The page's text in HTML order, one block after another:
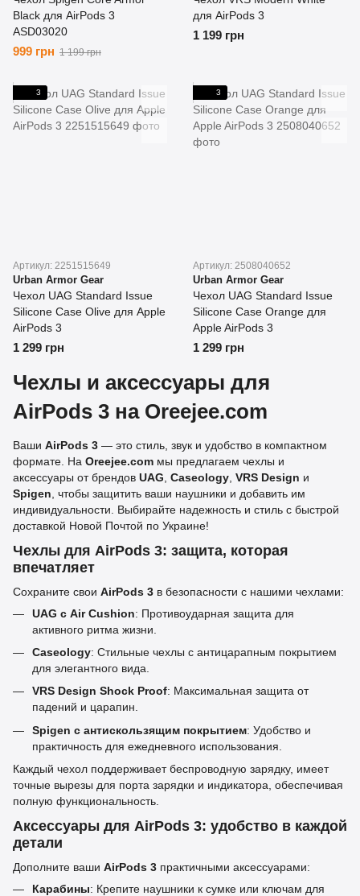
Black для AirPods 3
ASD03020
999 грн 1 199 грн
для AirPods 3
1 199 грн
3
Артикул: 2251515649
Urban Armor Gear
Чехол UAG Standard Issue
Silicone Case Olive для Apple
AirPods 3
1 299 грн
3
Артикул: 2508040652
Urban Armor Gear
Чехол UAG Standard Issue
Silicone Case Orange для
Apple AirPods 3
1 299 грн
Чехлы и аксессуары для
AirPods 3 на Oreejee.com
Ваши AirPods 3 — это стиль, звук и удобство в компактном
формате. На Oreejee.com мы предлагаем чехлы и
аксессуары от брендов UAG Caseology VRS Design и
Spigen , чтобы защитить ваши наушники и добавить им
индивидуальности. Выбирайте надежность и стиль с быстрой
доставкой Новой Почтой по Украине!
Чехлы для AirPods 3: защита, которая
впечатляет
Сохраните свои AirPods 3 в безопасности с нашими чехлами:
UAG с Air Cushion: Противоударная защита для
активного ритма жизни.
Caseology: Стильные чехлы с антицарапным покрытием
для элегантного вида.
VRS Design Shock Proof: Максимальная защита от
падений и царапин.
Spigen с антискользящим покрытием: Удобство и
практичность для ежедневного использования.
Каждый чехол поддерживает беспроводную зарядку, имеет
точные вырезы для порта зарядки и индикатора, обеспечивая
полную функциональность.
Аксессуары для AirPods 3: удобство в каждой
детали
Дополните ваши AirPods 3 практичными аксессуарами:
Карабины: Крепите наушники к сумке или ключам для